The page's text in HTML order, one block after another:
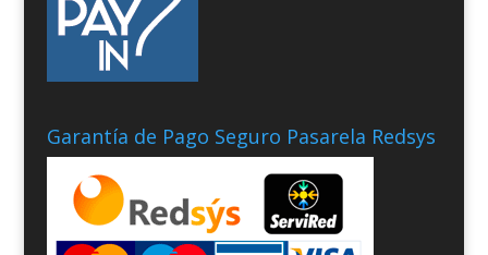
Garantía de Pago Seguro Pasarela Redsys